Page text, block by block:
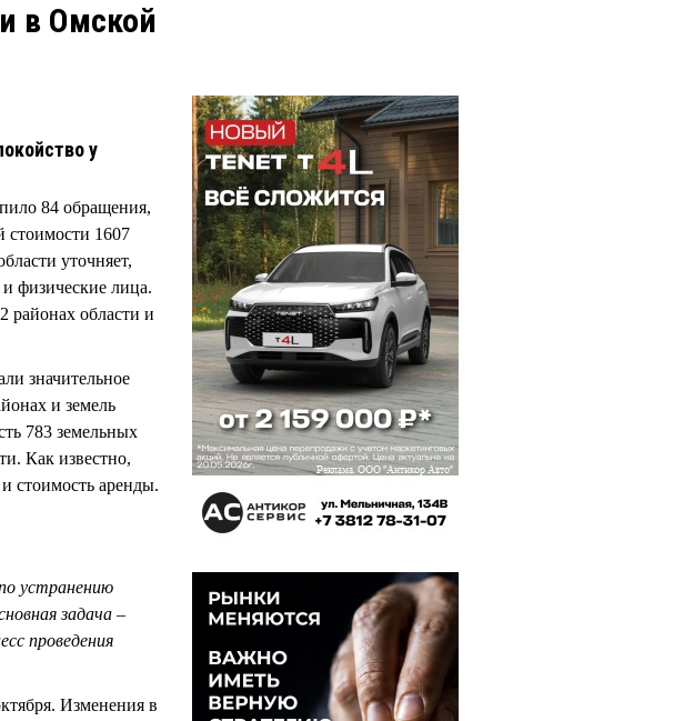
в Омской
у
84 обращения,
стоимости 1607
уточняет,
физические лица.
районах области и
значительное
и земель
783 земельных
Как известно,
стоимость аренды.
устранению
задача –
проведения
Изменения в